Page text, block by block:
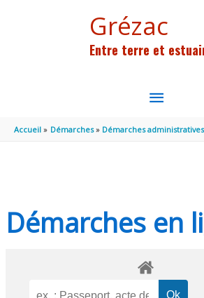
Grézac
Entre terre et
MENU
Accueil Démarches Démarches administratives
Démarches en